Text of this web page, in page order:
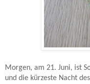
Morgen, am 21. Juni, ist
und die kürzeste Nacht